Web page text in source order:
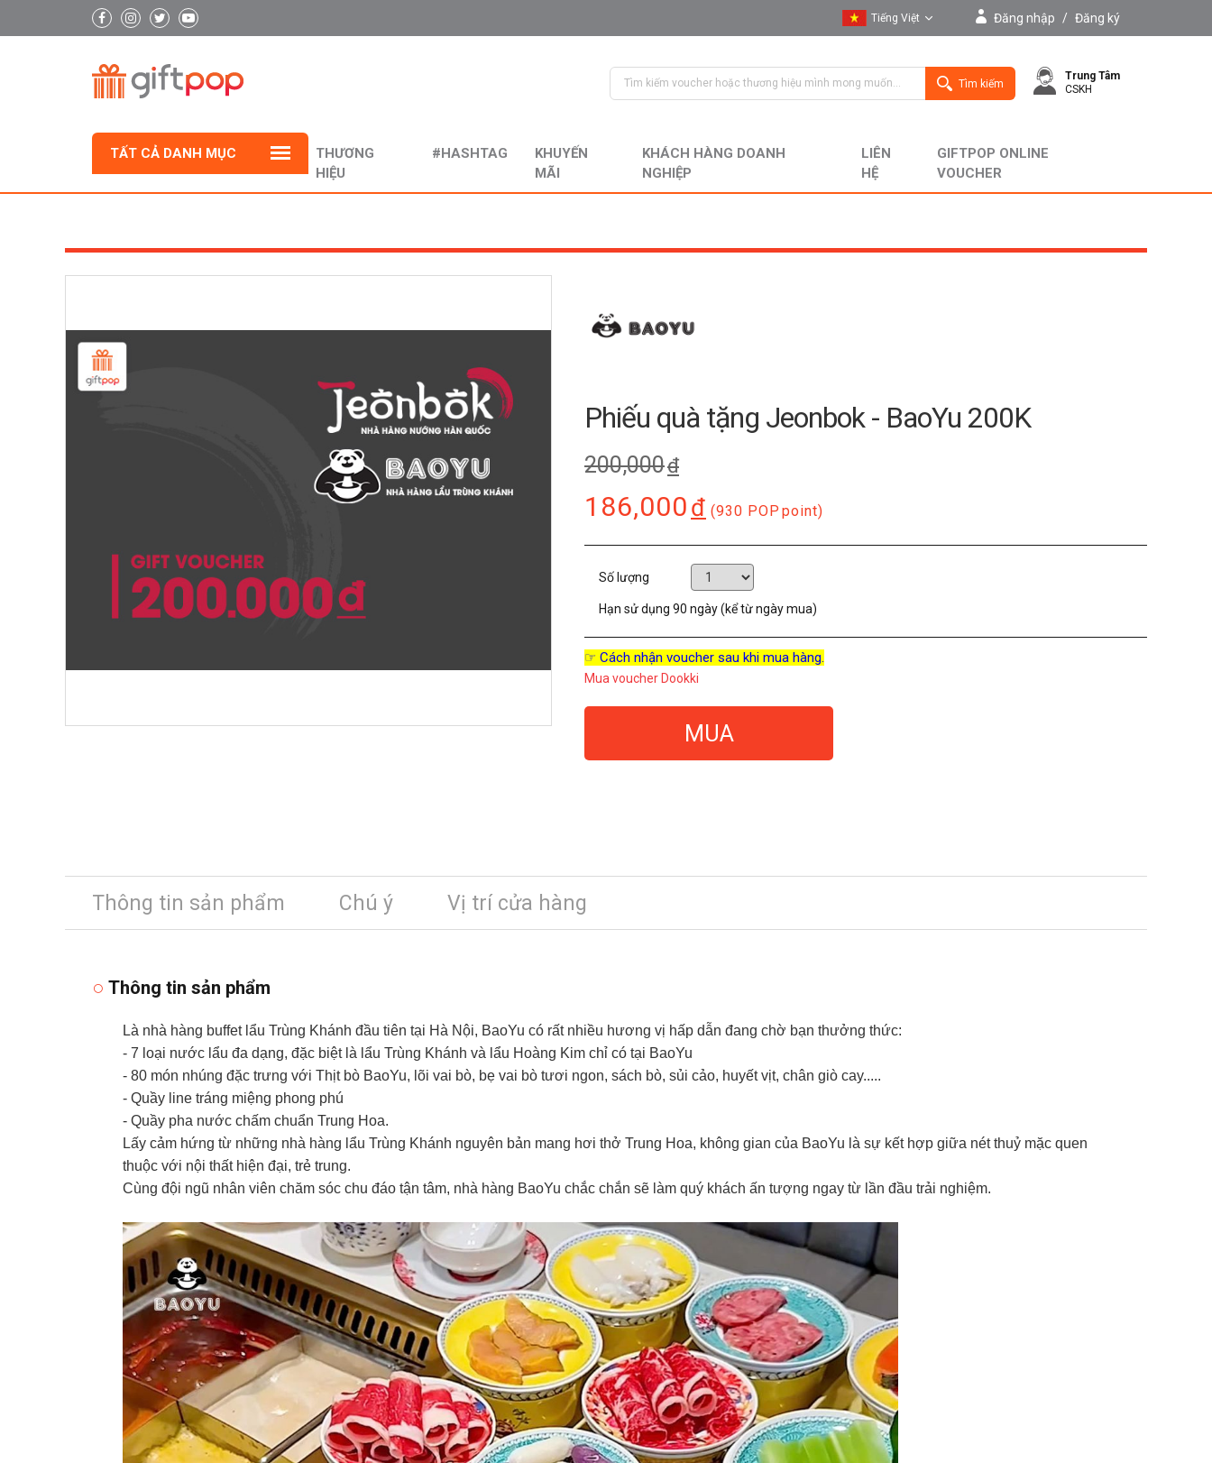
Tiếng Việt
English
Đăng nhập / Đăng ký
Tìm kiếm
Trung Tâm
CSKH
TẤT CẢ DANH MỤC
THƯƠNG
HIỆU
#HASHTAG
KHUYẾN
MÃI
KHÁCH HÀNG DOANH
NGHIỆP
LIÊN
HỆ
GIFTPOP ONLINE
VOUCHER
Phiếu quà tặng Jeonbok - BaoYu 200K
200,000đ
186,000đ (930 POP point)
Số lượng
Hạn sử dụng 90 ngày (kể từ ngày mua)
☞ Cách nhận voucher sau khi mua hàng.
Mua voucher Dookki
MUA
Thông tin sản phẩm Chú ý Vị trí cửa hàng
Thông tin sản phẩm
Là nhà hàng buffet lẩu Trùng Khánh đầu tiên tại Hà Nội, BaoYu có rất nhiều hương vị hấp dẫn đang chờ bạn thưởng thức:
- 7 loại nước lẩu đa dạng, đặc biệt là lẩu Trùng Khánh và lẩu Hoàng Kim chỉ có tại BaoYu
- 80 món nhúng đặc trưng với Thịt bò BaoYu, lõi vai bò, bẹ vai bò tươi ngon, sách bò, sủi cảo, huyết vịt, chân giò cay.....
- Quầy line tráng miệng phong phú
- Quầy pha nước chấm chuẩn Trung Hoa.
Lấy cảm hứng từ những nhà hàng lẩu Trùng Khánh nguyên bản mang hơi thở Trung Hoa, không gian của BaoYu là sự kết hợp giữa nét thuỷ mặc quen
thuộc với nội thất hiện đại, trẻ trung.
Cùng đội ngũ nhân viên chăm sóc chu đáo tận tâm, nhà hàng BaoYu chắc chắn sẽ làm quý khách ấn tượng ngay từ lần đầu trải nghiệm.